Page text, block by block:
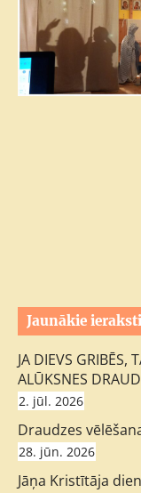
Jaunākie ieraksti
JA DIEVS GRIBĒS,
ALŪKSNES
2. jūl. 2026
Draudzes
28. jūn. 2026
Jāņa Kristītāja